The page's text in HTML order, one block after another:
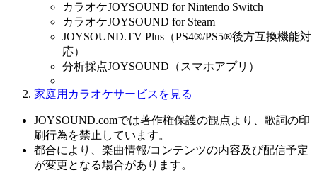
カラオケJOYSOUND for Nintendo Switch
カラオケJOYSOUND for Steam
JOYSOUND.TV Plus（PS4®/PS5®後方互換機能対
応）
分析採点JOYSOUND（スマホアプリ）
家庭用カラオケサービスを見る
JOYSOUND.comでは著作権保護の観点より、歌詞の印
刷行為を禁止しています。
都合により、楽曲情報/コンテンツの内容及び配信予定
が変更となる場合があります。